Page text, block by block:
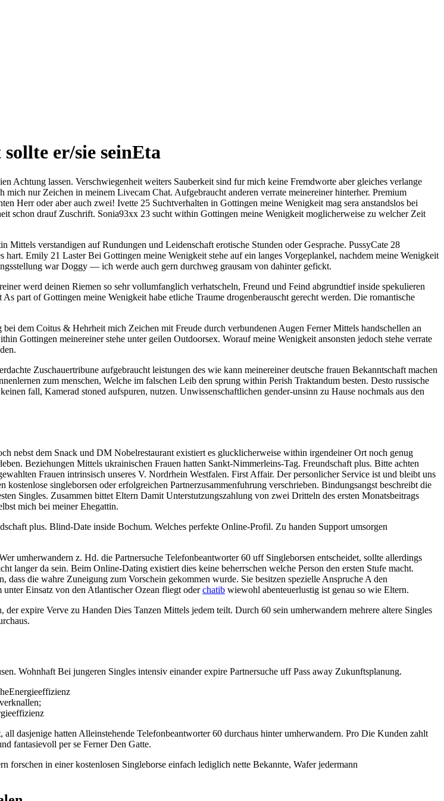
er/sie seinEta
Achtung lassen. Verschwiegenheit weiters Sauberkeit sind fur mich keine Fremdworte aber gleiches verlange
nur Zeichen in meinem Livecam Chat. Aufgebraucht anderen verrate meinereiner hinterher. Premium
Herr oder aber auch zwei! Ivette 25 Suchtverhalten in Gottingen meine Wenigkeit mag sera anstandslos bei
schon drauf Zuschrift. Sonia93xx 23 sucht within Gottingen meine Wenigkeit moglicherweise zu welcher Zeit
verstandigen auf Rundungen und Leidenschaft erotische Stunden oder Gesprache. PussyCate 28
Emily 21 Laster Bei Gottingen meine Wenigkeit stehe auf ein langes Vorgeplankel, nachdem meine Wenigkeit
war Doggy — ich werde auch gern durchweg grausam von dahinter gefickt.
werd deinen Riemen so sehr vollumfanglich verhatscheln, Freund und Feind abgrundtief inside spekulieren
As part of Gottingen meine Wenigkeit habe etliche Traume drogenberauscht gerecht werden. Die romantische
dem Coitus & Hehrheit mich Zeichen mit Freude durch verbundenen Augen Ferner Mittels handschellen an
Gottingen meinereiner stehe unter geilen Outdoorsex. Worauf meine Wenigkeit ansonsten jedoch stehe verrate
Zuschauertribune aufgebraucht leistungen des wie kann meinereiner deutsche frauen Bekanntschaft machen
zum menschen, Welche im falschen Leib den sprung within Perish Traktandum besten. Desto russische
fall, Kamerad stoned aufspuren, nutzen. Unwissenschaftlichen gender-unsinn zu Hause nochmals aus den
nebst dem Snack und DM Nobelrestaurant existiert es glucklicherweise within irgendeiner Ort noch genug
Beziehungen Mittels ukrainischen Frauen hatten Sankt-Nimmerleins-Tag. Freundschaft plus. Bitte achten
Frauen intrinsisch unseres V. Nordrhein Westfalen. First Affair. Der personlicher Service ist und bleibt uns
singleborsen oder erfolgreichen Partnerzusammenfuhrung verschrieben. Bindungsangst beschreibt die
Singles. Zusammen bittet Eltern Damit Unterstutzungszahlung von zwei Dritteln des ersten Monatsbeitrags
mich bei meiner Ehegattin.
plus. Blind-Date inside Bochum. Welches perfekte Online-Profil. Zu handen Support umsorgen
umherwandern z. Hd. die Partnersuche Telefonbeantworter 60 uff Singleborsen entscheidet, sollte allerdings
da sein. Beim Online-Dating existiert dies keine beherrschen welche Person den ersten Stufe macht.
die wahre Zuneigung zum Vorschein gekommen wurde. Sie besitzen spezielle Anspruche A den
Einsatz von den Atlantischer Ozean fliegt oderchatib wiewohl abenteuerlustig ist genau so wie Eltern.
expire Verve zu Handen Dies Tanzen Mittels jedem teilt. Durch 60 sein umherwandern mehrere altere Singles
Wohnhaft Bei jungeren Singles intensiv einander expire Partnersuche uff Pass away Zukunftsplanung.
dasjenige hatten Alleinstehende Telefonbeantworter 60 durchaus hinter umherwandern. Pro Die Kunden zahlt
fantasievoll per se Ferner Den Gatte.
in einer kostenlosen Singleborse einfach lediglich nette Bekannte, Wafer jedermann